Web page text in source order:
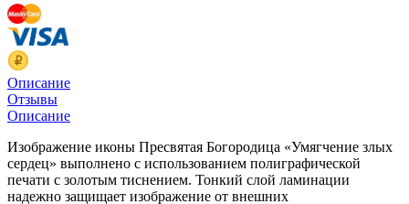
Описание
Отзывы
Описание
Изображение иконы Пресвятая Богородица «Умягчение злых
сердец» выполнено с использованием полиграфической
печати с золотым тиснением. Тонкий слой ламинации
надежно защищает изображение от внешних